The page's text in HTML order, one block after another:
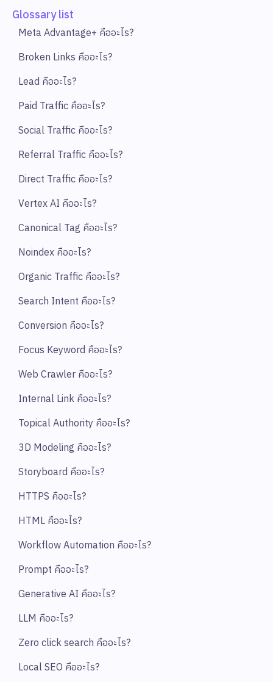
Glossary list
Meta Advantage+ คืออะไร?
Broken Links คืออะไร?
Lead คืออะไร?
Paid Traffic คืออะไร?
Social Traffic คืออะไร?
Referral Traffic คืออะไร?
Direct Traffic คืออะไร?
Vertex AI คืออะไร?
Canonical Tag คืออะไร?
Noindex คืออะไร?
Organic Traffic คืออะไร?
Search Intent คืออะไร?
Conversion คืออะไร?
Focus Keyword คืออะไร?
Web Crawler คืออะไร?
Internal Link คืออะไร?
Topical Authority คืออะไร?
3D Modeling คืออะไร?
Storyboard คืออะไร?
HTTPS คืออะไร?
HTML คืออะไร?
Workflow Automation คืออะไร?
Prompt คืออะไร?
Generative AI คืออะไร?
LLM คืออะไร?
Zero click search คืออะไร?
Local SEO คืออะไร?